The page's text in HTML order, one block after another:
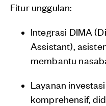
Fitur unggulan:
Integrasi DIMA
Assistant),
membantu
Layanan
komprehensif,